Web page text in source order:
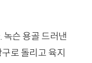
녹슨 용골 드러낸
로 돌리고 육지